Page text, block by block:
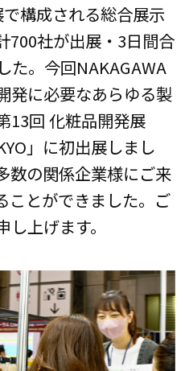
構成される総合展示
700社が出展・3日間合
た。今回NAKAGAWA
発に必要なあらゆる製
13回 化粧品開発展
」に初出展しまし
数の関係企業様にご来
ことができました。ご
上げます。